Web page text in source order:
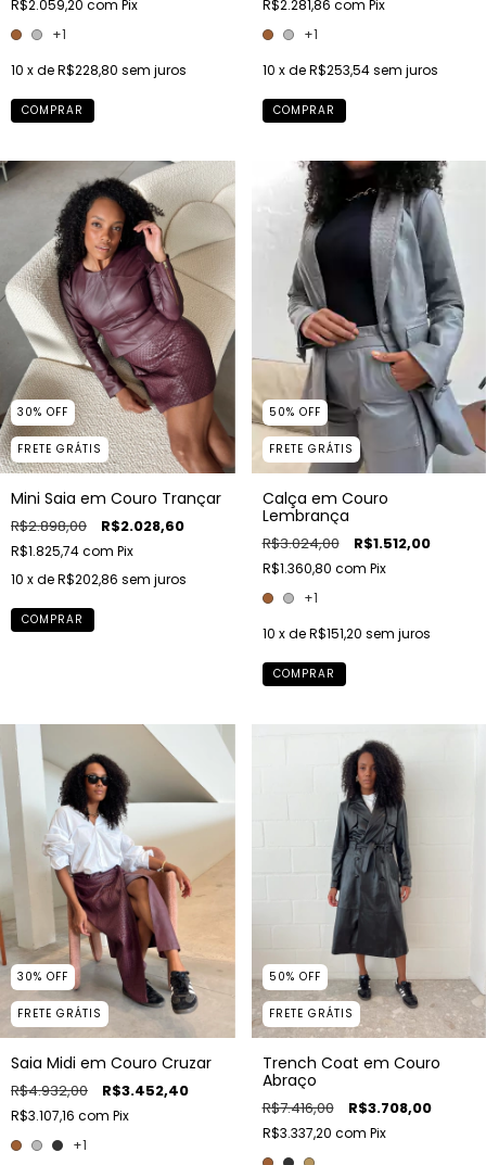
R$2.059,20 com Pix
+1
10 x deR$228,80 sem juros
COMPRAR
R$2.281,86 com Pix
+1
10 x deR$253,54 sem juros
COMPRAR
30% OFF
FRETE GRÁTIS
Mini Saia em Couro Trançar
R$2.898,00 R$2.028,60
R$1.825,74com Pix
10 x deR$202,86 sem juros
COMPRAR
50% OFF
FRETE GRÁTIS
Calça em Couro
Lembrança
R$3.024,00 R$1.512,00
R$1.360,80 com Pix
+1
10 x deR$151,20 sem juros
COMPRAR
30% OFF
FRETE GRÁTIS
Saia Midi em Couro Cruzar
R$4.932,00 R$3.452,40
R$3.107,16 com Pix
+1
50% OFF
FRETE GRÁTIS
Trench Coat em Couro
Abraço
R$7.416,00 R$3.708,00
R$3.337,20 com Pix